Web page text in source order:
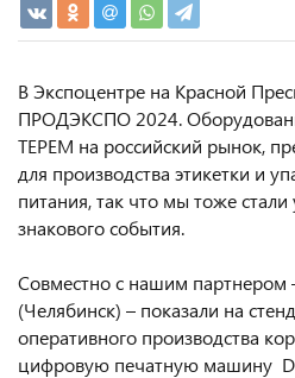
В Экспоцентре на Красной
ПРОДЭКСПО 2024.
ТЕРЕМ на российский рынок,
для производства этикетки и
питания, так что мы тоже стали
знакового события.
Совместно с нашим
(Челябинск) – показали на
оперативного производства
цифровую печатную машину